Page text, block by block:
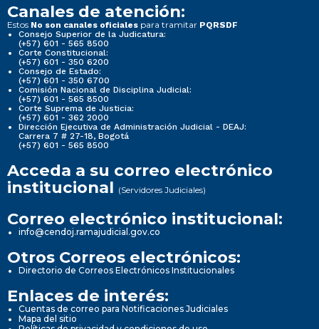
Canales de atención:
Estos No son canales oficiales para tramitar PQRSDF
Consejo Superior de la Judicatura:
(+57) 601 - 565 8500
Corte Constitucional:
(+57) 601 - 350 6200
Consejo de Estado:
(+57) 601 - 350 6700
Comisión Nacional de Disciplina Judicial:
(+57) 601 - 565 8500
Corte Suprema de Justicia:
(+57) 601 - 362 2000
Dirección Ejecutiva de Administración Judicial - DEAJ:
Carrera 7 # 27-18, Bogotá
(+57) 601 - 565 8500
Acceda a su correo electrónico
institucional (Servidores Judiciales)
Correo electrónico institucional:
info@cendoj.ramajudicial.gov.co
Otros Correos electrónicos:
Directorio de Correos Electrónicos Institucionales
Enlaces de interés:
Cuentas de correo para Notificaciones Judiciales
Mapa del sitio